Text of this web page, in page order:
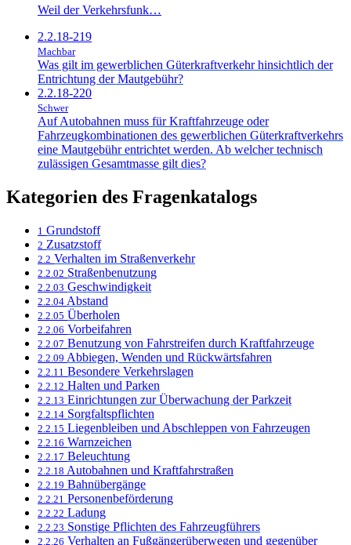
Weil der Verkehrsfunk…
2.2.18-219
Machbar
Was gilt im gewerblichen Güterkraftverkehr hinsichtlich der
Entrichtung der Mautgebühr?
2.2.18-220
Schwer
Auf Autobahnen muss für Kraftfahrzeuge oder
Fahrzeugkombinationen des gewerblichen Güterkraftverkehrs
eine Mautgebühr entrichtet werden. Ab welcher technisch
zulässigen Gesamtmasse gilt dies?
Kategorien des Fragenkatalogs
1 Grundstoff
2 Zusatzstoff
2.2 Verhalten im Straßenverkehr
2.2.02 Straßenbenutzung
2.2.03 Geschwindigkeit
2.2.04 Abstand
2.2.05 Überholen
2.2.06 Vorbeifahren
2.2.07 Benutzung von Fahrstreifen durch Kraftfahrzeuge
2.2.09 Abbiegen, Wenden und Rückwärtsfahren
2.2.11 Besondere Verkehrslagen
2.2.12 Halten und Parken
2.2.13 Einrichtungen zur Überwachung der Parkzeit
2.2.14 Sorgfaltspflichten
2.2.15 Liegenbleiben und Abschleppen von Fahrzeugen
2.2.16 Warnzeichen
2.2.17 Beleuchtung
2.2.18 Autobahnen und Kraftfahrstraßen
2.2.19 Bahnübergänge
2.2.21 Personenbeförderung
2.2.22 Ladung
2.2.23 Sonstige Pflichten des Fahrzeugführers
2.2.26 Verhalten an Fußgängerüberwegen und gegenüber